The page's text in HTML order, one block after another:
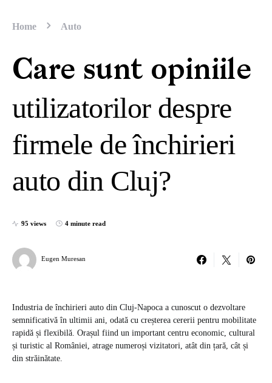
Home Auto
Care sunt opiniile
utilizatorilor despre
firmele de închirieri
auto din Cluj?
95 views 4 minute read
Eugen Muresan
Industria de închirieri auto din Cluj-Napoca a cunoscut o dezvoltare
semnificativă în ultimii ani, odată cu creșterea cererii pentru mobilitate
rapidă și flexibilă. Orașul fiind un important centru economic, cultural
și turistic al României, atrage numeroși vizitatori, atât din țară, cât și
din străinătate.